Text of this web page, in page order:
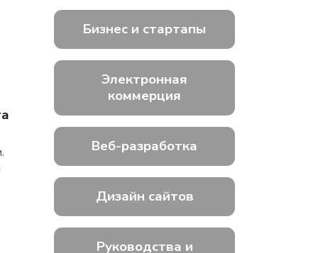
Бизнес и стартапы
Электронная
коммерция
Веб-разработка
Дизайн сайтов
Руководства и